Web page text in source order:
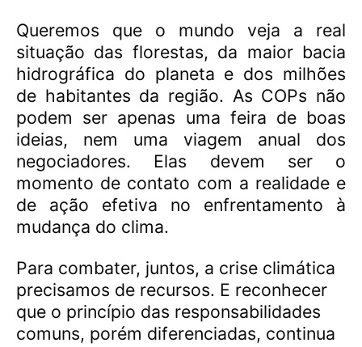
Queremos que o mundo veja a real
situação das florestas, da maior bacia
hidrográfica do planeta e dos milhões
de habitantes da região. As COPs não
podem ser apenas uma feira de boas
ideias, nem uma viagem anual dos
negociadores. Elas devem ser o
momento de contato com a realidade e
de ação efetiva no enfrentamento à
mudança do clima.
Para combater, juntos, a crise climática
precisamos de recursos. E reconhecer
que o princípio das responsabilidades
comuns, porém diferenciadas, continua